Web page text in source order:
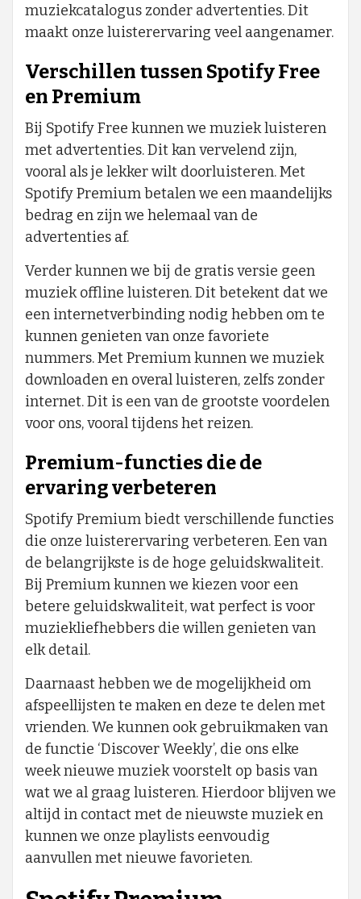
muziekcatalogus zonder advertenties. Dit
maakt onze luisterervaring veel aangenamer.
Verschillen tussen Spotify Free
en Premium
Bij Spotify Free kunnen we muziek luisteren
met advertenties. Dit kan vervelend zijn,
vooral als je lekker wilt doorluisteren. Met
Spotify Premium betalen we een maandelijks
bedrag en zijn we helemaal van de
advertenties af.
Verder kunnen we bij de gratis versie geen
muziek offline luisteren. Dit betekent dat we
een internetverbinding nodig hebben om te
kunnen genieten van onze favoriete
nummers. Met Premium kunnen we muziek
downloaden en overal luisteren, zelfs zonder
internet. Dit is een van de grootste voordelen
voor ons, vooral tijdens het reizen.
Premium-functies die de
ervaring verbeteren
Spotify Premium biedt verschillende functies
die onze luisterervaring verbeteren. Een van
de belangrijkste is de hoge geluidskwaliteit.
Bij Premium kunnen we kiezen voor een
betere geluidskwaliteit, wat perfect is voor
muziekliefhebbers die willen genieten van
elk detail.
Daarnaast hebben we de mogelijkheid om
afspeellijsten te maken en deze te delen met
vrienden. We kunnen ook gebruikmaken van
de functie ‘Discover Weekly’, die ons elke
week nieuwe muziek voorstelt op basis van
wat we al graag luisteren. Hierdoor blijven we
altijd in contact met de nieuwste muziek en
kunnen we onze playlists eenvoudig
aanvullen met nieuwe favorieten.